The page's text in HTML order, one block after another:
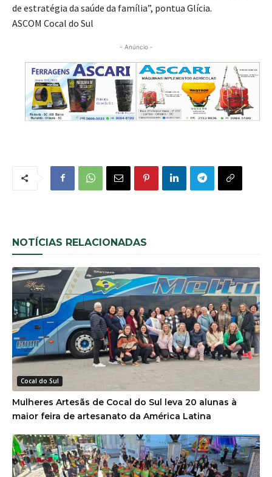
de estratégia da saúde da família”, pontua Glícia.
ASCOM Cocal do Sul
- Anúncio -
NOTÍCIAS RELACIONADAS
Cocal do Sul
Mulheres Artesãs de Cocal do Sul leva 20 alunas à
maior feira de artesanato da América Latina